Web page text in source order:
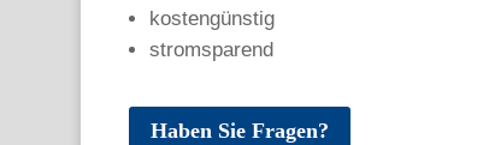
kostengünstig
stromsparend
Haben Sie Fragen?